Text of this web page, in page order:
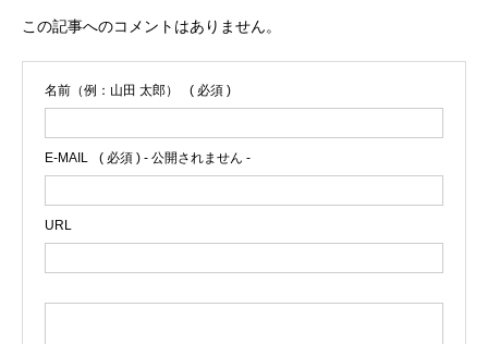
この記事へのコメントはありません。
名前（例：山田 太郎） ( 必須 )
E-MAIL ( 必須 ) - 公開されません -
URL